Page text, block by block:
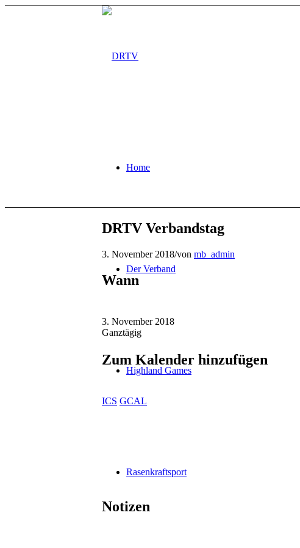
Home
Der Verband
Highland Games
Rasenkraftsport
DRTV Verbandstag
3. November 2018/von mb_admin
Wann
3. November 2018
Ganztägig
Zum Kalender hinzufügen
ICS GCAL
Notizen